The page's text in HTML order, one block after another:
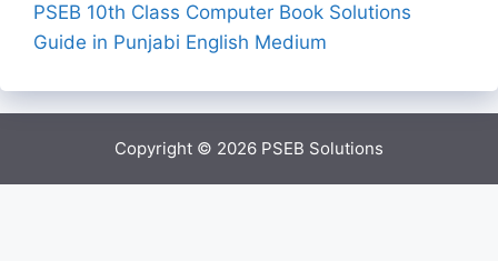
PSEB 10th Class Computer Book Solutions
Guide in Punjabi English Medium
Copyright © 2026 PSEB Solutions